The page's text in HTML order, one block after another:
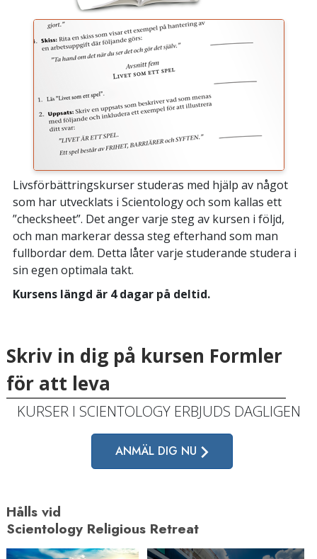
Livsförbättringskurser studeras med hjälp av något
som har utvecklats i Scientology och som kallas ett
”checksheet”. Det anger varje steg av kursen i följd,
och man markerar dessa steg efterhand som man
fullbordar dem. Detta låter varje studerande studera i
sin egen optimala takt.
Kursens längd är 4 dagar på deltid.
Skriv in dig på kursen Formler
för att leva
KURSER I SCIENTOLOGY ERBJUDS DAGLIGEN
ANMÄL DIG NU
Hålls vid
Scientology Religious Retreat